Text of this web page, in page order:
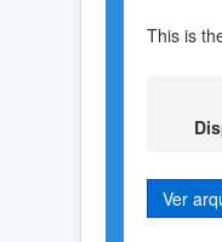
This is
Ver